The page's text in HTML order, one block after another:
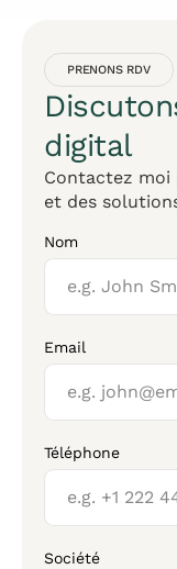
PRENONS RDV
digital
Contactez
et des
Nom
Email
Téléphone
Société